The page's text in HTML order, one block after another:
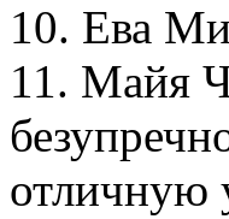
10. Ева
11. Майя
отличную